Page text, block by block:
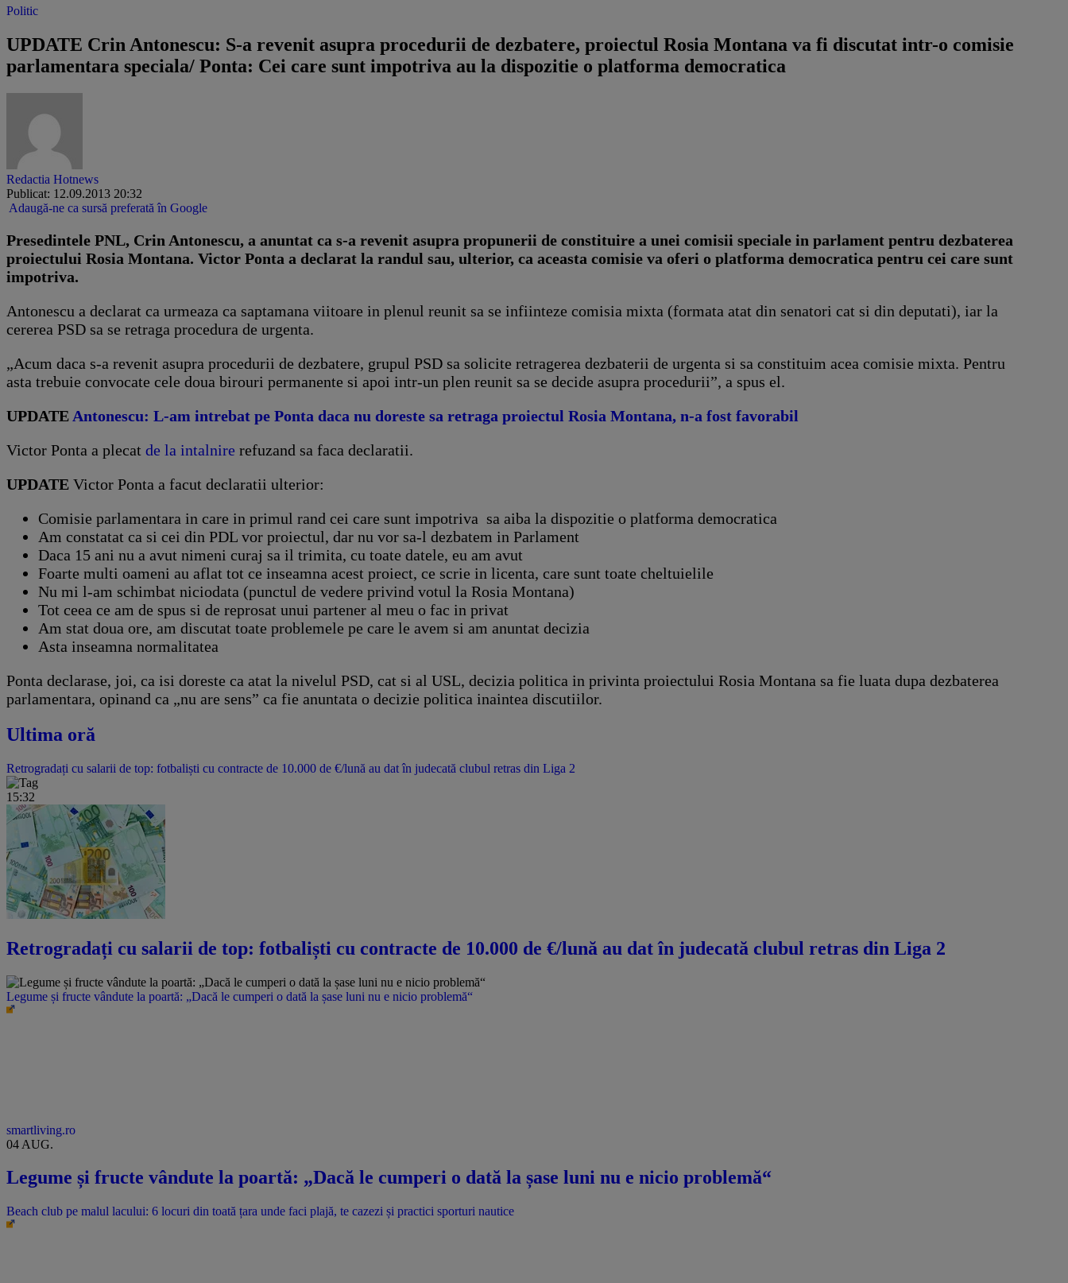
Politic
UPDATE Crin Antonescu: S-a revenit asupra procedurii de dezbatere, proiectul Rosia Montana va fi discutat intr-o comisie
parlamentara speciala/ Ponta: Cei care sunt impotriva au la dispozitie o platforma democratica
Redactia Hotnews
Publicat: 12.09.2013 20:32
Adaugă-ne ca sursă preferată în Google
Presedintele PNL, Crin Antonescu, a anuntat ca s-a revenit asupra propunerii de constituire a unei comisii speciale in parlament pentru dezbaterea
proiectului Rosia Montana. Victor Ponta a declarat la randul sau, ulterior, ca aceasta comisie va oferi o platforma democratica pentru cei care sunt
impotriva.
Antonescu a declarat ca urmeaza ca saptamana viitoare in plenul reunit sa se infiinteze comisia mixta (formata atat din senatori cat si din deputati), iar la
cererea PSD sa se retraga procedura de urgenta.
„Acum daca s-a revenit asupra procedurii de dezbatere, grupul PSD sa solicite retragerea dezbaterii de urgenta si sa constituim acea comisie mixta. Pentru
asta trebuie convocate cele doua birouri permanente si apoi intr-un plen reunit sa se decide asupra procedurii”, a spus el.
UPDATE Antonescu: L-am intrebat pe Ponta daca nu doreste sa retraga proiectul Rosia Montana, n-a fost favorabil
Victor Ponta a plecat de la intalnire refuzand sa faca declaratii.
UPDATE Victor Ponta a facut declaratii ulterior:
Comisie parlamentara in care in primul rand cei care sunt impotriva sa aiba la dispozitie o platforma democratica
Am constatat ca si cei din PDL vor proiectul, dar nu vor sa-l dezbatem in Parlament
Daca 15 ani nu a avut nimeni curaj sa il trimita, cu toate datele, eu am avut
Foarte multi oameni au aflat tot ce inseamna acest proiect, ce scrie in licenta, care sunt toate cheltuielile
Nu mi l-am schimbat niciodata (punctul de vedere privind votul la Rosia Montana)
Tot ceea ce am de spus si de reprosat unui partener al meu o fac in privat
Am stat doua ore, am discutat toate problemele pe care le avem si am anuntat decizia
Asta inseamna normalitatea
Ponta declarase, joi, ca isi doreste ca atat la nivelul PSD, cat si al USL, decizia politica in privinta proiectului Rosia Montana sa fie luata dupa dezbaterea
parlamentara, opinand ca „nu are sens” ca fie anuntata o decizie politica inaintea discutiilor.
Ultima oră
Retrogradați cu salarii de top: fotbaliști cu contracte de 10.000 de €/lună au dat în judecată clubul retras din Liga 2
15:32
Retrogradați cu salarii de top: fotbaliști cu contracte de 10.000 de €/lună au dat în judecată clubul retras din Liga 2
Legume și fructe vândute la poartă: „Dacă le cumperi o dată la șase luni nu e nicio problemă“
smartliving.ro
04 AUG.
Legume și fructe vândute la poartă: „Dacă le cumperi o dată la șase luni nu e nicio problemă“
Beach club pe malul lacului: 6 locuri din toată țara unde faci plajă, te cazezi și practici sporturi nautice